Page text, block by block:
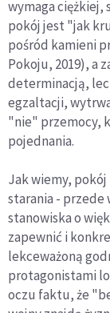
wymaga ciężkiej,
pokój jest "jak
pośród kamieni
Pokoju, 2019), a
determinacją,
egzaltacji,
"nie" przemocy,
pojednania.
Jak wiemy,
starania -
stanowiska o
zapewnić i
lekceważoną
protagonistami
oczu faktu, że